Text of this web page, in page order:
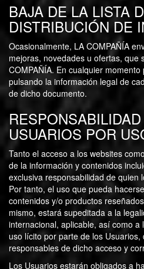
BAJA DE LA LISTA
DISTRIBUCIÓN DE
Ocasionalmente, LA COMPAÑÍA
mejoras, novedades u ofertas, que
COMPAÑÍA. En cualquier
pulsando la información legal de
de dicho documento.
USUARIOS POR
Tanto el acceso a los websites
de la información y contenidos
exclusiva responsabilidad de quien
Por tanto, el uso que pueda
contenidos y/o productos
mismo, estará supeditada a la
internacional, aplicable, así como
uso lícito por parte de los
responsables de dicho acceso y
Los Usuarios estarán obligados a